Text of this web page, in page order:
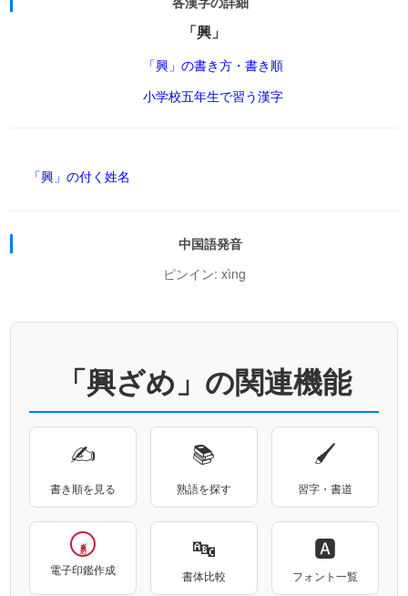
「興」
「興」の書き方・書き順
小学校五年生で習う漢字
「興」の付く姓名
中国語発音
ピンイン: xìng
「興ざめ」の関連機能
✍
書き順を見る
📚
熟語を探す
🖌
習字・書道
興ざめ
電子印鑑作成
🔤
書体比較
🅰
フォント一覧